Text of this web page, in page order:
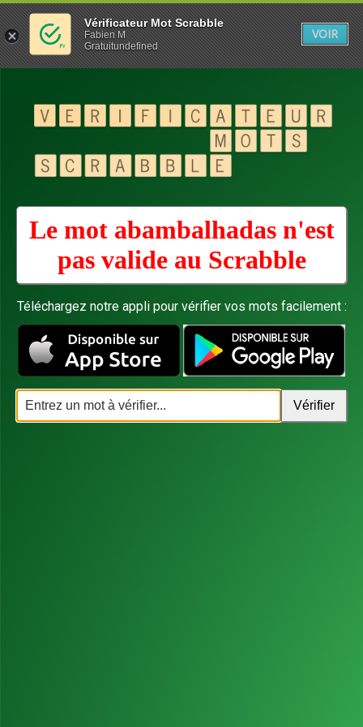
Le mot abambalhadas n'est
pas valide au Scrabble
Téléchargez notre appli pour vérifier vos mots facilement :
Vérificateur Mot Scrabble
Fabien M
Gratuitundefined
VOIR